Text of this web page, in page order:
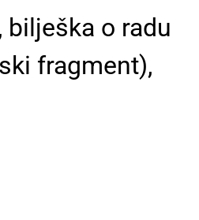
bilješka o radu
fragment),